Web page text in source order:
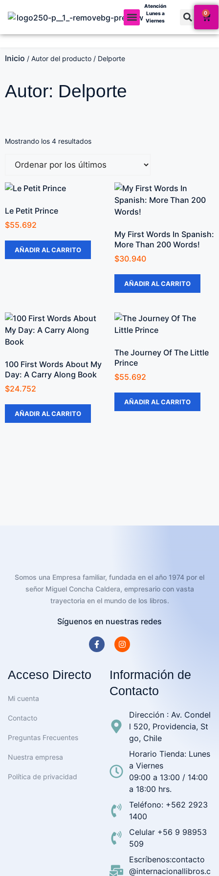
Atención
Lunes a
Viernes
0
Inicio / Autor del producto / Delporte
Autor: Delporte
Mostrando los 4 resultados
Le Petit Prince
$55.692
AÑADIR AL CARRITO
My First Words In Spanish:
More Than 200 Words!
$30.940
AÑADIR AL CARRITO
100 First Words About My
Day: A Carry Along Book
$24.752
AÑADIR AL CARRITO
The Journey Of The Little
Prince
$55.692
AÑADIR AL CARRITO
Somos una Empresa familiar, fundada en el año 1974 por el
señor Miguel Concha Caldera, empresario con vasta
trayectoria en el mundo de los libros.
Síguenos en nuestras redes
Acceso Directo
Mi cuenta
Contacto
Preguntas Frecuentes
Nuestra empresa
Política de privacidad
Información de
Contacto
Dirección : Av. Condel
l 520, Providencia, St
go, Chile
Horario Tienda: Lunes
a Viernes
09:00 a 13:00 / 14:00
a 18:00 hrs.
Teléfono: +562 2923
1400
Celular +56 9 98953
509
Escríbenos:contacto
@internacionallibros.c